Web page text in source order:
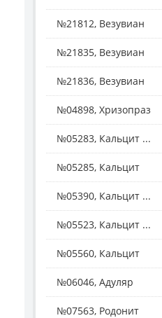
№21812, Везувиан
№21835, Везувиан
№21836, Везувиан
№04898, Хризопраз
№05283, Кальцит ...
№05285, Кальцит
№05390, Кальцит ...
№05523, Кальцит ...
№05560, Кальцит
№06046, Адуляр
№07563, Родонит